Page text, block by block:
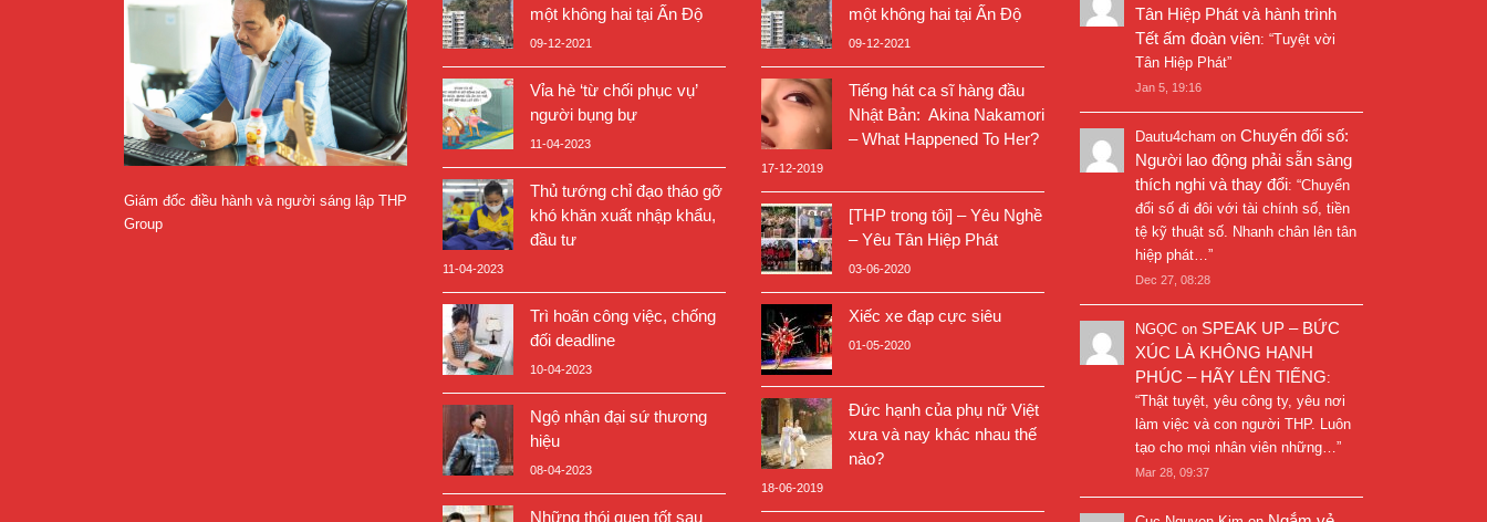
Giám đốc điều hành và người sáng lập THP
Group
một không hai tại Ấn Độ
09-12-2021
Vỉa hè ‘từ chối phục vụ’
người bụng bự
11-04-2023
Thủ tướng chỉ đạo tháo gỡ
khó khăn xuất nhập khẩu,
đầu tư
11-04-2023
Trì hoãn công việc, chống
đối deadline
10-04-2023
Ngộ nhận đại sứ thương
hiệu
08-04-2023
Những thói quen tốt sau
một không hai tại Ấn Độ
09-12-2021
Tiếng hát ca sĩ hàng đầu
Nhật Bản: Akina Nakamori
– What Happened To Her?
17-12-2019
[THP trong tôi] – Yêu Nghề
– Yêu Tân Hiệp Phát
03-06-2020
Xiếc xe đạp cực siêu
01-05-2020
Đức hạnh của phụ nữ Việt
xưa và nay khác nhau thế
nào?
18-06-2019
Tân Hiệp Phát và hành trình
Tết ấm đoàn viên: “Tuyệt vời
Tân Hiệp Phát”
Jan 5, 19:16
Dautu4cham on Chuyển đổi số:
Người lao động phải sẵn sàng
thích nghi và thay đổi: “Chuyển
đổi số đi đôi với tài chính số, tiền
tệ kỹ thuật số. Nhanh chân lên tân
hiệp phát… ”
Dec 27, 08:28
NGỌC on SPEAK UP – BỨC
XÚC LÀ KHÔNG HẠNH
PHÚC – HÃY LÊN TIẾNG:
“Thật tuyệt, yêu công ty, yêu nơi
làm việc và con người THP. Luôn
tạo cho mọi nhân viên những… ”
Mar 28, 09:37